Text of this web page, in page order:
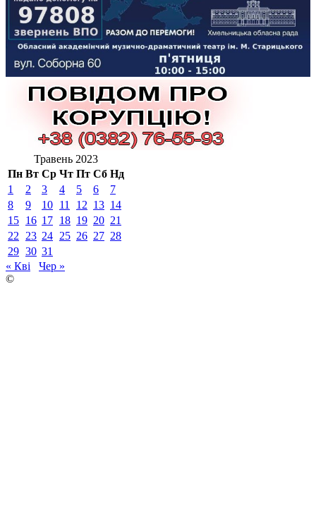
Травень 2023
Пн Вт Ср Чт Пт Сб Нд
1
2 3 4 5 6
7
8
9 10 11 12 13 14
15 16 17 18 19 20 21
22
23 24 25 26 27 28
29 30 31
« Кві
Чер »
©